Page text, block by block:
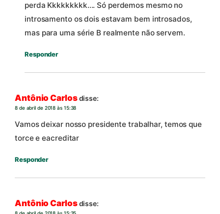
perda Kkkkkkkkk…. Só perdemos mesmo no
introsamento os dois estavam bem introsados,
mas para uma série B realmente não servem.
Responder
Antônio Carlosdisse:
8 de abril de 2018 às 15:38
Vamos deixar nosso presidente trabalhar, temos que
torce e eacreditar
Responder
Antônio Carlosdisse: